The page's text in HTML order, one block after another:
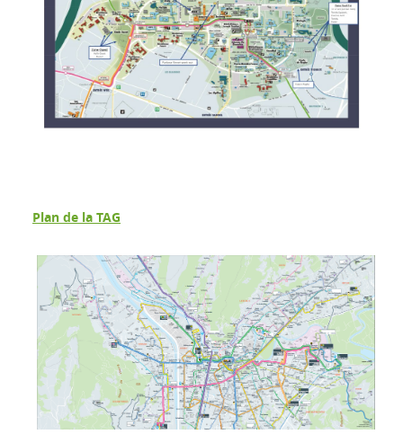
Plan de la TAG